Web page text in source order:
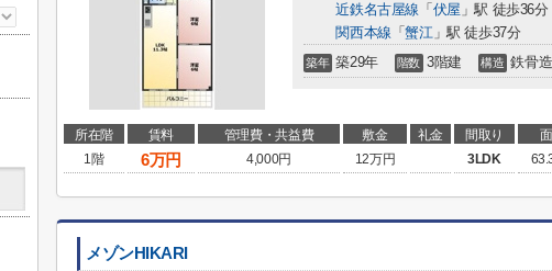
近鉄名古屋線 「 伏屋 」駅 徒歩36分
関西本線 「蟹江」駅 徒歩37分
築年 築29年 階数 3階建 構造 鉄骨造
所在階 賃料 管理費・共益費 敷金 礼金 間取り
1階
6万円 4,000円 12万円 3LDK
メゾンHIKARI